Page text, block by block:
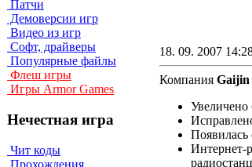
Патчи
Демоверсии игр
Видео из игр
Софт, драйверы
Популярные файлы
Флеш игры
Игры Armor Games
Нечестная игра
Чит коды
Прохождения
18. 09. 2007
Компания Gaijin
Увеличено
Появилась
Интернет-